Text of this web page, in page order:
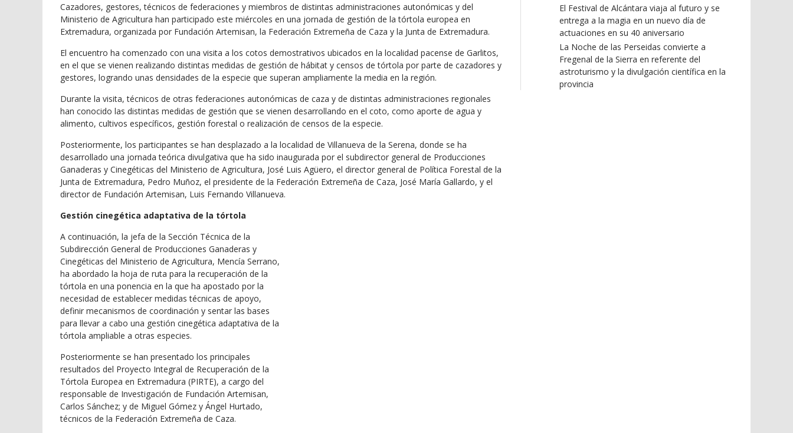
Cazadores, gestores, técnicos de federaciones y miembros de distintas administraciones autonómicas y del
Ministerio de Agricultura han participado este miércoles en una jornada de gestión de la tórtola europea en
Extremadura, organizada por Fundación Artemisan, la Federación Extremeña de Caza y la Junta de Extremadura.
El encuentro ha comenzado con una visita a los cotos demostrativos ubicados en la localidad pacense de Garlitos,
en el que se vienen realizando distintas medidas de gestión de hábitat y censos de tórtola por parte de cazadores y
gestores, logrando unas densidades de la especie que superan ampliamente la media en la región.
Durante la visita, técnicos de otras federaciones autonómicas de caza y de distintas administraciones regionales
han conocido las distintas medidas de gestión que se vienen desarrollando en el coto, como aporte de agua y
alimento, cultivos específicos, gestión forestal o realización de censos de la especie.
Posteriormente, los participantes se han desplazado a la localidad de Villanueva de la Serena, donde se ha
desarrollado una jornada teórica divulgativa que ha sido inaugurada por el subdirector general de Producciones
Ganaderas y Cinegéticas del Ministerio de Agricultura, José Luis Agüero, el director general de Política Forestal de la
Junta de Extremadura, Pedro Muñoz, el presidente de la Federación Extremeña de Caza, José María Gallardo, y el
director de Fundación Artemisan, Luis Fernando Villanueva.
Gestión cinegética adaptativa de la tórtola
A continuación, la jefa de la Sección Técnica de la
Subdirección General de Producciones Ganaderas y
Cinegéticas del Ministerio de Agricultura, Mencía Serrano,
ha abordado la hoja de ruta para la recuperación de la
tórtola en una ponencia en la que ha apostado por la
necesidad de establecer medidas técnicas de apoyo,
definir mecanismos de coordinación y sentar las bases
para llevar a cabo una gestión cinegética adaptativa de la
tórtola ampliable a otras especies.
Posteriormente se han presentado los principales
resultados del Proyecto Integral de Recuperación de la
Tórtola Europea en Extremadura (PIRTE), a cargo del
responsable de Investigación de Fundación Artemisan,
Carlos Sánchez; y de Miguel Gómez y Ángel Hurtado,
técnicos de la Federación Extremeña de Caza.
El Festival de Alcántara viaja al futuro y se
entrega a la magia en un nuevo día de
actuaciones en su 40 aniversario
La Noche de las Perseidas convierte a
Fregenal de la Sierra en referente del
astroturismo y la divulgación científica en la
provincia